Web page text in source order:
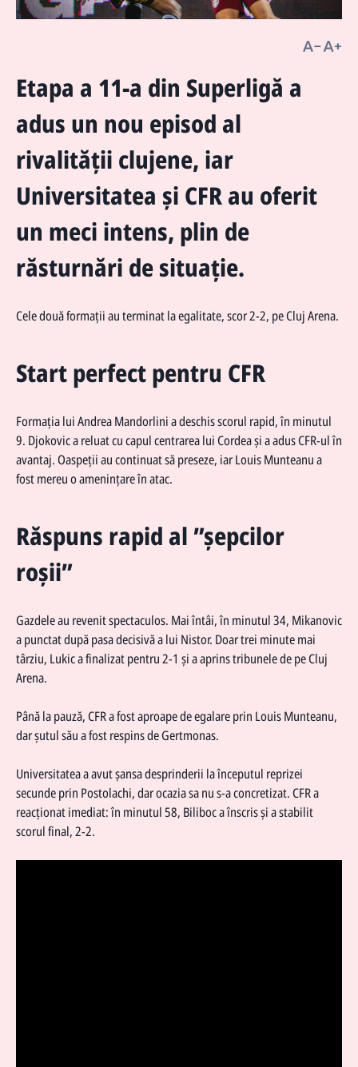
Etapa a 11-a din Superligă a
adus un nou episod al
rivalității clujene, iar
Universitatea și CFR au oferit
un meci intens, plin de
răsturnări de situație.
Cele două formații au terminat la egalitate, scor 2-2, pe Cluj Arena.
Start perfect pentru CFR
Formația lui Andrea Mandorlini a deschis scorul rapid, în minutul
9. Djokovic a reluat cu capul centrarea lui Cordea și a adus CFR-ul în
avantaj. Oaspeții au continuat să preseze, iar Louis Munteanu a
fost mereu o amenințare în atac.
Răspuns rapid al ”șepcilor
roșii”
Gazdele au revenit spectaculos. Mai întâi, în minutul 34, Mikanovic
a punctat după pasa decisivă a lui Nistor. Doar trei minute mai
târziu, Lukic a finalizat pentru 2-1 și a aprins tribunele de pe Cluj
Arena.
Până la pauză, CFR a fost aproape de egalare prin Louis Munteanu,
dar șutul său a fost respins de Gertmonas.
Universitatea a avut șansa desprinderii la începutul reprizei
secunde prin Postolachi, dar ocazia sa nu s-a concretizat. CFR a
reacționat imediat: în minutul 58, Biliboc a înscris și a stabilit
scorul final, 2-2.